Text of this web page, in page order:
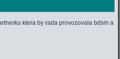
ktera by rada provozovala bdsm a